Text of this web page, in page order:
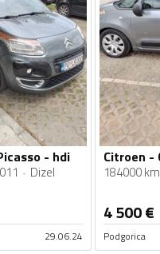
- hdi
Dizel
29.06.24
184000 km
4 500€
Podgorica